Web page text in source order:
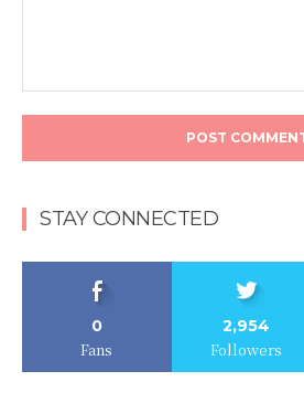
STAY CONNECTED
0
Fans
2,954
Followers